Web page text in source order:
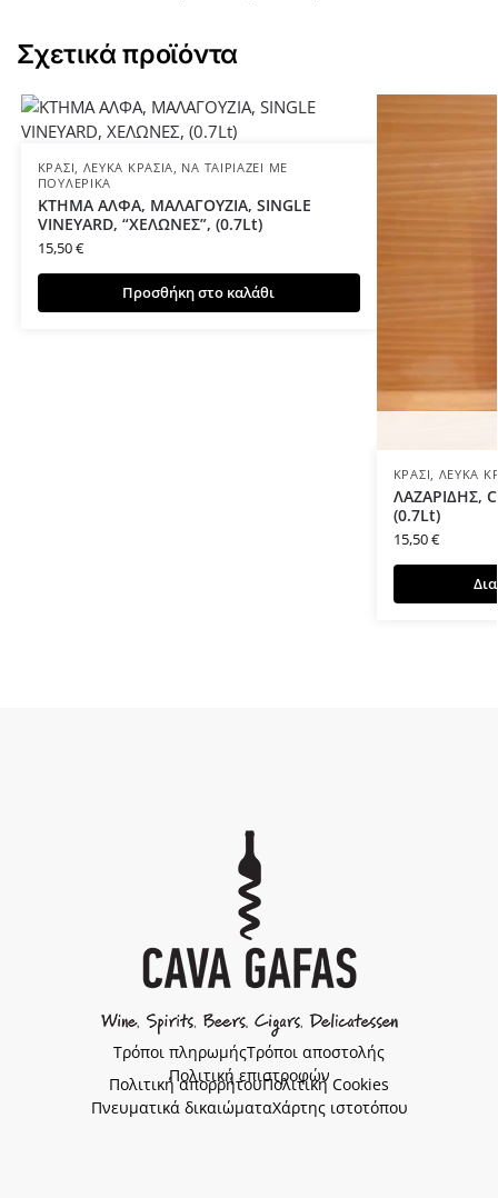
Σχετικά προϊόντα
ΚΡΑΣΊ ΛΕΥΚΆ ΚΡΑΣΙΆ
ΝΑ ΤΑΙΡΙΆΖΕΙ ΜΕ
ΠΟΥΛΕΡΙΚΆ
ΚΤΗΜΑ ΑΛΦΑ, ΜΑΛΑΓΟΥΖΙΑ, SINGLE
VINEYARD, “ΧΕΛΩΝΕΣ”, (0.7Lt)
15,50€
Προσθήκη στο καλάθι
ΚΡΑΣΊ ΛΕΥΚΆ
ΛΑΖΑΡΙΔΗΣ,
(0.7Lt)
15,50€
Τρόποι πληρωμήςΤρόποι αποστολής
Πολιτική επιστροφών
Πολιτική απορρήτουΠολιτική Cookies
Πνευματικά δικαιώματαΧάρτης ιστοτόπου